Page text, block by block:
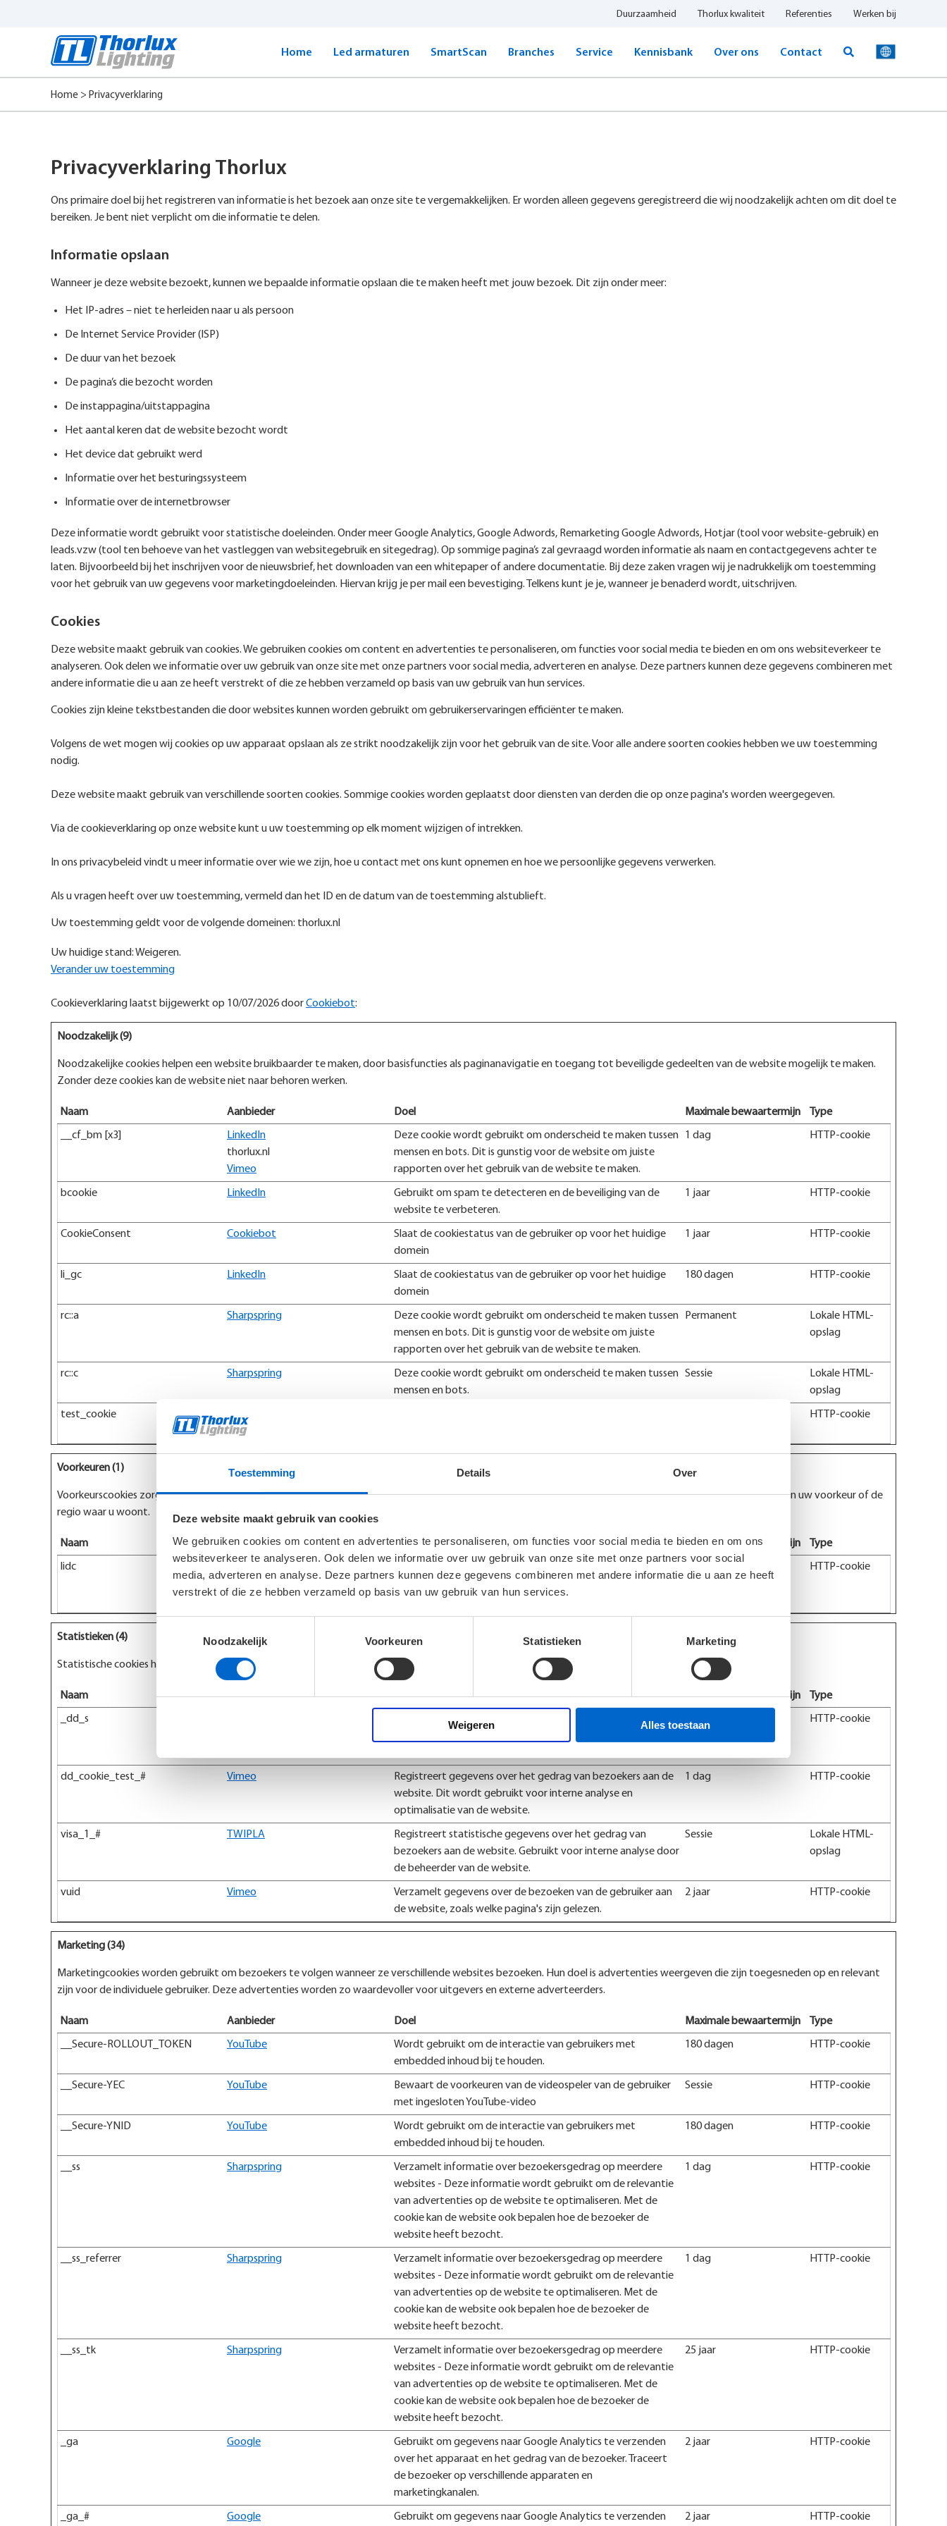
Toestemming Details Over
Deze website maakt gebruik van cookies
We gebruiken cookies om content en advertenties te personaliseren, om functies voor social media te bieden en om ons
websiteverkeer te analyseren. Ook delen we informatie over uw gebruik van onze site met onze partners voor social
media, adverteren en analyse. Deze partners kunnen deze gegevens combineren met andere informatie die u aan ze heeft
verstrekt of die ze hebben verzameld op basis van uw gebruik van hun services.
Toestemmingsselectie
Noodzakelijk
Voorkeuren Statistieken Marketing
Weigeren Alles toestaan
Duurzaamheid Thorlux kwaliteit Referenties Werken bij
Home Led armaturen SmartScan Branches Service Kennisbank Over ons Contact
Home > Privacyverklaring
Privacyverklaring Thorlux
Ons primaire doel bij het registreren van informatie is het bezoek aan onze site te vergemakkelijken. Er worden alleen gegevens geregistreerd die wij noodzakelijk achten om dit doel te
bereiken. Je bent niet verplicht om die informatie te delen.
Informatie opslaan
Wanneer je deze website bezoekt, kunnen we bepaalde informatie opslaan die te maken heeft met jouw bezoek. Dit zijn onder meer:
Het IP-adres – niet te herleiden naar u als persoon
De Internet Service Provider (ISP)
De duur van het bezoek
De pagina’s die bezocht worden
De instappagina/uitstappagina
Het aantal keren dat de website bezocht wordt
Het device dat gebruikt werd
Informatie over het besturingssysteem
Informatie over de internetbrowser
Deze informatie wordt gebruikt voor statistische doeleinden. Onder meer Google Analytics, Google Adwords, Remarketing Google Adwords, Hotjar (tool voor website-gebruik) en
leads.vzw (tool ten behoeve van het vastleggen van websitegebruik en sitegedrag). Op sommige pagina’s zal gevraagd worden informatie als naam en contactgegevens achter te
laten. Bijvoorbeeld bij het inschrijven voor de nieuwsbrief, het downloaden van een whitepaper of andere documentatie. Bij deze zaken vragen wij je nadrukkelijk om toestemming
voor het gebruik van uw gegevens voor marketingdoeleinden. Hiervan krijg je per mail een bevestiging. Telkens kunt je je, wanneer je benaderd wordt, uitschrijven.
Cookies
Deze website maakt gebruik van cookies. We gebruiken cookies om content en advertenties te personaliseren, om functies voor social media te bieden en om ons websiteverkeer te
analyseren. Ook delen we informatie over uw gebruik van onze site met onze partners voor social media, adverteren en analyse. Deze partners kunnen deze gegevens combineren met
andere informatie die u aan ze heeft verstrekt of die ze hebben verzameld op basis van uw gebruik van hun services.
Cookies zijn kleine tekstbestanden die door websites kunnen worden gebruikt om gebruikerservaringen efficiënter te maken.
Volgens de wet mogen wij cookies op uw apparaat opslaan als ze strikt noodzakelijk zijn voor het gebruik van de site. Voor alle andere soorten cookies hebben we uw toestemming
nodig.
Deze website maakt gebruik van verschillende soorten cookies. Sommige cookies worden geplaatst door diensten van derden die op onze pagina's worden weergegeven.
Via de cookieverklaring op onze website kunt u uw toestemming op elk moment wijzigen of intrekken.
In ons privacybeleid vindt u meer informatie over wie we zijn, hoe u contact met ons kunt opnemen en hoe we persoonlijke gegevens verwerken.
Als u vragen heeft over uw toestemming, vermeld dan het ID en de datum van de toestemming alstublieft.
Uw toestemming geldt voor de volgende domeinen: thorlux.nl
Uw huidige stand: Weigeren.
Verander uw toestemming
Cookieverklaring laatst bijgewerkt op 10/07/2026 doorCookiebot:
Noodzakelijk (9)
Noodzakelijke cookies helpen een website bruikbaarder te maken, door basisfuncties als paginanavigatie en toegang tot beveiligde gedeelten van de website mogelijk te maken.
Zonder deze cookies kan de website niet naar behoren werken.
Naam Aanbieder Doel Maximale bewaartermijn Type
__cf_bm [x3]
LinkedIn
thorlux.nl
Vimeo
Deze cookie wordt gebruikt om onderscheid te maken tussen
mensen en bots. Dit is gunstig voor de website om juiste
rapporten over het gebruik van de website te maken.
1 dag HTTP-cookie
bcookie LinkedIn
Gebruikt om spam te detecteren en de beveiliging van de
website te verbeteren.
1 jaar HTTP-cookie
CookieConsent Cookiebot
Slaat de cookiestatus van de gebruiker op voor het huidige
domein
1 jaar HTTP-cookie
li_gc LinkedIn
Slaat de cookiestatus van de gebruiker op voor het huidige
domein
180 dagen HTTP-cookie
rc::a Sharpspring
Deze cookie wordt gebruikt om onderscheid te maken tussen
mensen en bots. Dit is gunstig voor de website om juiste
rapporten over het gebruik van de website te maken.
Permanent
Lokale HTML-
opslag
rc::c Sharpspring
Deze cookie wordt gebruikt om onderscheid te maken tussen
mensen en bots.
Sessie
Lokale HTML-
opslag
test_cookie Google HTTP-cookie
Voorkeuren (1)
Voorkeurscookies zorgen ervoor dat een website informatie kan onthouden die van invloed is op het gedrag en de vormgeving van de website, zoals de taal van uw voorkeur of de
regio waar u woont.
Naam Aanbieder Doel Maximale bewaartermijn Type
lidc
Registreert welk servercluster de bezoeker bedient. Dit
wordt gebruikt in samenhang met trafficverdeling, om de
gebruikerservaring te optimaliseren.
HTTP-cookie
Statistieken (4)
Statistische cookies helpen eigenaren van websites begrijpen hoe bezoekers hun website gebruiken, door anoniem gegevens te verzamelen en te rapporteren.
Naam Aanbieder Doel Maximale bewaartermijn Type
_dd_s
Registreert de snelheid en prestaties van de website. Deze
HTTP-cookie
dd_cookie_test_# Vimeo
Registreert gegevens over het gedrag van bezoekers aan de
website. Dit wordt gebruikt voor interne analyse en
optimalisatie van de website.
1 dag HTTP-cookie
visa_1_# TWIPLA
Registreert statistische gegevens over het gedrag van
bezoekers aan de website. Gebruikt voor interne analyse door
de beheerder van de website.
Sessie
Lokale HTML-
opslag
vuid Vimeo
Verzamelt gegevens over de bezoeken van de gebruiker aan
de website, zoals welke pagina's zijn gelezen.
2 jaar HTTP-cookie
Marketing (34)
Marketingcookies worden gebruikt om bezoekers te volgen wanneer ze verschillende websites bezoeken. Hun doel is advertenties weergeven die zijn toegesneden op en relevant
zijn voor de individuele gebruiker. Deze advertenties worden zo waardevoller voor uitgevers en externe adverteerders.
Naam Aanbieder Doel Maximale bewaartermijn Type
__Secure-ROLLOUT_TOKEN YouTube
Wordt gebruikt om de interactie van gebruikers met
embedded inhoud bij te houden.
180 dagen HTTP-cookie
__Secure-YEC YouTube
Bewaart de voorkeuren van de videospeler van de gebruiker
met ingesloten YouTube-video
Sessie HTTP-cookie
__Secure-YNID YouTube
Wordt gebruikt om de interactie van gebruikers met
embedded inhoud bij te houden.
180 dagen HTTP-cookie
__ss Sharpspring
Verzamelt informatie over bezoekersgedrag op meerdere
websites - Deze informatie wordt gebruikt om de relevantie
van advertenties op de website te optimaliseren. Met de
cookie kan de website ook bepalen hoe de bezoeker de
website heeft bezocht.
1 dag HTTP-cookie
__ss_referrer Sharpspring
Verzamelt informatie over bezoekersgedrag op meerdere
websites - Deze informatie wordt gebruikt om de relevantie
van advertenties op de website te optimaliseren. Met de
cookie kan de website ook bepalen hoe de bezoeker de
website heeft bezocht.
1 dag HTTP-cookie
__ss_tk Sharpspring
Verzamelt informatie over bezoekersgedrag op meerdere
websites - Deze informatie wordt gebruikt om de relevantie
van advertenties op de website te optimaliseren. Met de
cookie kan de website ook bepalen hoe de bezoeker de
website heeft bezocht.
25 jaar HTTP-cookie
_ga Google
Gebruikt om gegevens naar Google Analytics te verzenden
over het apparaat en het gedrag van de bezoeker. Traceert
de bezoeker op verschillende apparaten en
marketingkanalen.
2 jaar HTTP-cookie
_ga_# Google Gebruikt om gegevens naar Google Analytics te verzenden 2 jaar HTTP-cookie